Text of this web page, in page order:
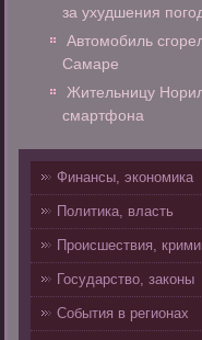
за ухудшения
Автомобиль
Самаре
Жительницу
смартфона
Финансы, экономика
Политика, власть
Происшествия,
Государство, законы
События в регионах